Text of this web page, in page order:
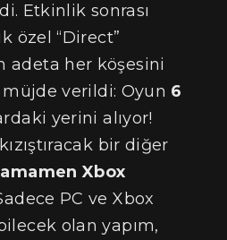
Etkinlik sonrası
özel “Direct”
adeta her köşesini
verildi: Oyun 6
yerini alıyor!
bir diğer
Xbox
PC ve Xbox
olan yapım,